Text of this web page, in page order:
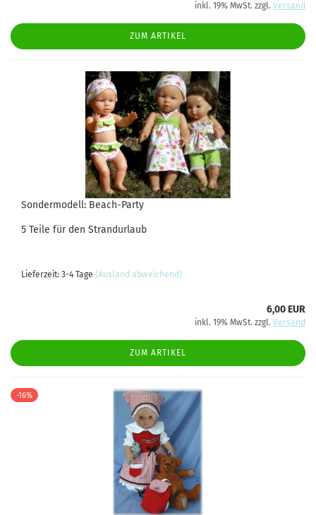
inkl. 19% MwSt. zzgl. Versand
ZUM ARTIKEL
Sondermodell: Beach-Party
5 Teile für den Strandurlaub
Lieferzeit: 3-4 Tage (Ausland abweichend)
6,00 EUR
inkl. 19% MwSt. zzgl. Versand
ZUM ARTIKEL
-16%